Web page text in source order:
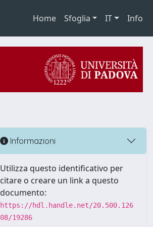
Home Sfoglia IT Info
Informazioni
Utilizza questo identificativo per
citare o creare un link a questo
documento:
https://hdl.handle.net/20.500.126
08/19286